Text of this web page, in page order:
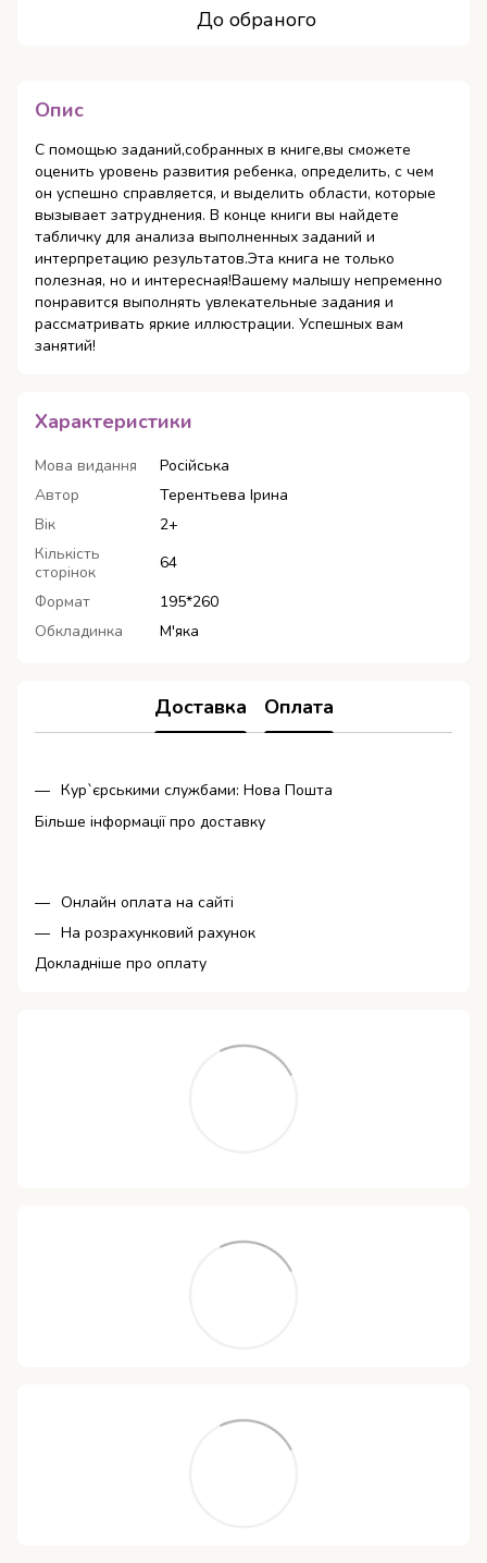
До обраного
Опис
С помощью заданий,собранных в книге,вы сможете
оценить уровень развития ребенка, определить, с чем
он успешно справляется, и выделить области, которые
вызывает затруднения. В конце книги вы найдете
табличку для анализа выполненных заданий и
интерпретацию результатов.Эта книга не только
полезная, но и интересная!Вашему малышу непременно
понравится выполнять увлекательные задания и
рассматривать яркие иллюстрации. Успешных вам
занятий!
Характеристики
Мова видання
Російська
Автор
Терентьева Ірина
Вік
2+
Кількість
сторінок
64
Формат
195*260
Обкладинка
М'яка
Доставка Оплата
Кур`єрськими службами: Нова Пошта
Більше інформації про доставку
Онлайн оплата на сайті
На розрахунковий рахунок
Докладніше про оплату